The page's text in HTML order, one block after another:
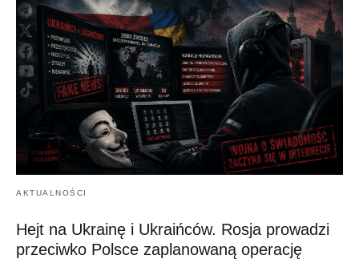
AKTUALNOŚCI
Hejt na Ukrainę i Ukraińców. Rosja prowadzi
przeciwko Polsce zaplanowaną operację